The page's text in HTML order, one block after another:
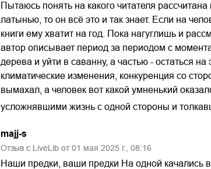
Пытаюсь понять на какого читателя
латынью, то он всё это и так знает. Если на
книги ему хватит на год. Пока нагуглишь и
автор описывает период за периодом с
дерева и уйти в саванну, а частью - остаться
климатические изменения, конкуренция со
вымахал, а человек вот какой умненький
усложнявшими жизнь с одной стороны и
majj-s
Отзыв с LiveLib от 01 мая 2025 г., 08:16
Наши предки, ваши предки На одной качались